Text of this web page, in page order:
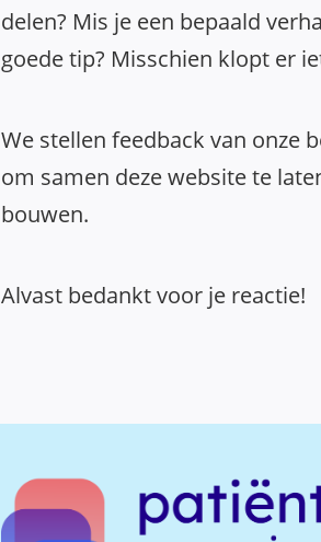
delen? Mis je een bepaald
goede tip? Misschien klopt er
We stellen feedback van onze
om samen deze website te
bouwen.
Alvast bedankt voor je reactie!